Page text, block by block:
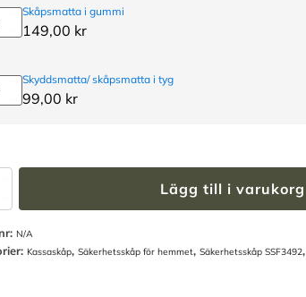
Skåpsmatta i gummi
149,00 kr
Skyddsmatta/ skåpsmatta i tyg
99,00 kr
Lägg till i varukorg
N/A
Kassaskåp, Säkerhetsskåp för hemmet, Säkerhetsskåp SSF3492,